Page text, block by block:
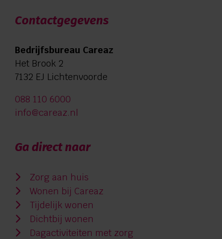
Contactgegevens
Bedrijfsbureau Careaz
Het Brook 2
7132 EJ Lichtenvoorde
088 110 6000
info@careaz.nl
Ga direct naar
Zorg aan huis
Wonen bij Careaz
Tijdelijk wonen
Dichtbij wonen
Dagactiviteiten met zorg